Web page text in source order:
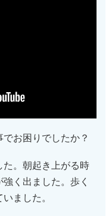
お困りでしたか？
た。朝起き上がる時
く出ました。歩く
ました。